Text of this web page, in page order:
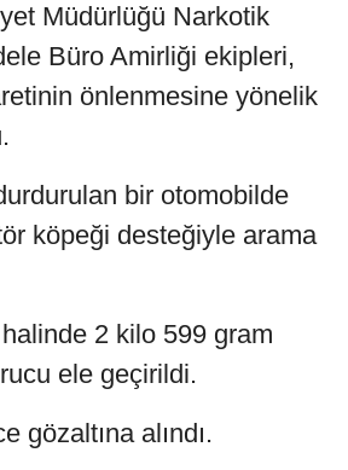
Müdürlüğü Narkotik
Büro Amirliği ekipleri,
önlenmesine yönelik
bir otomobilde
köpeği desteğiyle arama
2 kilo 599 gram
ele geçirildi.
gözaltına alındı.